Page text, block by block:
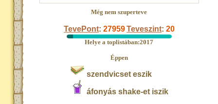
Még nem szuperteve
TevePont: 27959Teveszint: 20
Helye a toplistában:2017
Éppen
szendvicset eszik
áfonyás shake-et iszik